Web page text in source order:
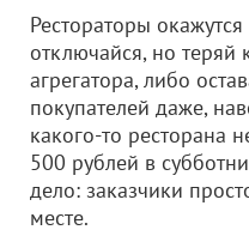
Рестораторы
отключайся, но теряй
агрегатора, либо
покупателей даже,
какого-то ресторана
500 рублей в
дело: заказчики
месте.